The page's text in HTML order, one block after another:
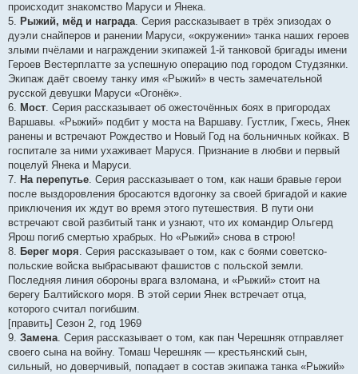
происходит знакомство Маруси и Янека.
5. Рыжий, мёд и награда. Серия рассказывает в трёх эпизодах о
дуэли снайперов и ранении Маруси, «окружении» танка наших героев
злыми пчёлами и награждении экипажей 1-й танковой бригады имени
Героев Вестерплатте за успешную операцию под городом Студзянки.
Экипаж даёт своему танку имя «Рыжий» в честь замечательной
русской девушки Маруси «Огонёк».
6. Мост. Серия рассказывает об ожесточённых боях в пригородах
Варшавы. «Рыжий» подбит у моста на Варшаву. Густлик, Гжесь, Янек
ранены и встречают Рождество и Новый Год на больничных койках. В
госпитале за ними ухаживает Маруся. Признание в любви и первый
поцелуй Янека и Маруси.
7. На перепутье. Серия рассказывает о том, как наши бравые герои
после выздоровления бросаются вдогонку за своей бригадой и какие
приключения их ждут во время этого путешествия. В пути они
встречают свой разбитый танк и узнают, что их командир Ольгерд
Ярош погиб смертью храбрых. Но «Рыжий» снова в строю!
8. Берег моря. Серия рассказывает о том, как с боями советско-
польские войска выбрасывают фашистов с польской земли.
Последняя линия обороны врага взломана, и «Рыжий» стоит на
берегу Балтийского моря. В этой серии Янек встречает отца,
которого считал погибшим.
[править] Сезон 2, год 1969
9. Замена. Серия рассказывает о том, как пан Черешняк отправляет
своего сына на войну. Томаш Черешняк — крестьянский сын,
сильный, но доверчивый, попадает в состав экипажа танка «Рыжий»